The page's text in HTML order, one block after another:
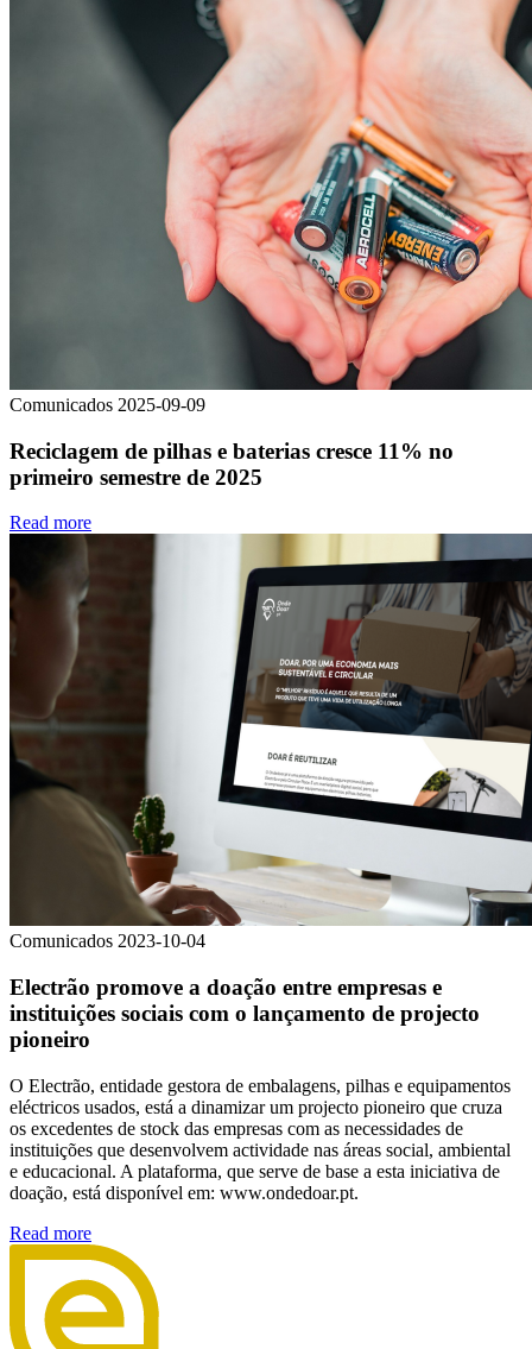
Comunicados 2025-09-09
Reciclagem de pilhas e baterias cresce 11% no
primeiro semestre de 2025
Read more
Comunicados 2023-10-04
Electrão promove a doação entre empresas e
instituições sociais com o lançamento de projecto
pioneiro
O Electrão, entidade gestora de embalagens, pilhas e equipamentos
eléctricos usados, está a dinamizar um projecto pioneiro que cruza
os excedentes de stock das empresas com as necessidades de
instituições que desenvolvem actividade nas áreas social, ambiental
e educacional. A plataforma, que serve de base a esta iniciativa de
doação, está disponível em: www.ondedoar.pt.
Read more